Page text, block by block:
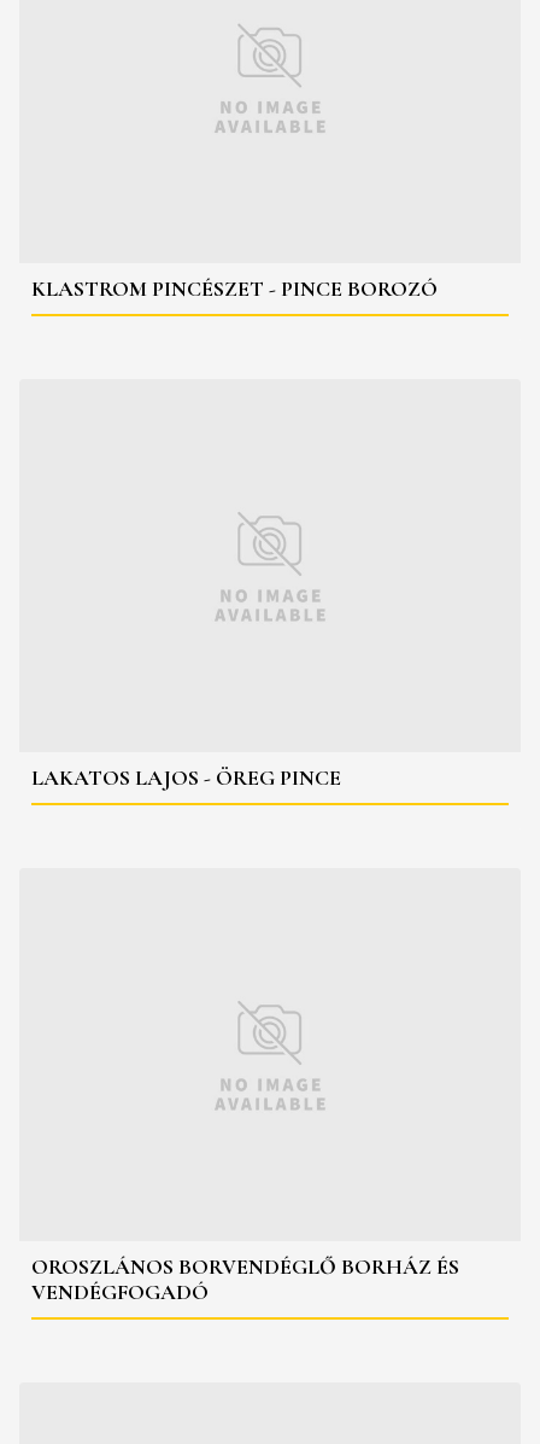
KLASTROM PINCÉSZET - PINCE BOROZÓ
LAKATOS LAJOS - ÖREG PINCE
OROSZLÁNOS BORVENDÉGLŐ BORHÁZ ÉS
VENDÉGFOGADÓ